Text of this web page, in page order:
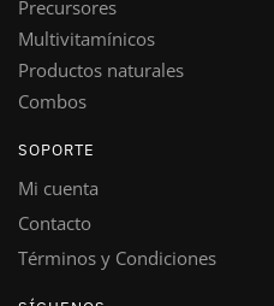
Precursores
Multivitamínicos
Productos naturales
Combos
SOPORTE
Mi cuenta
Contacto
Términos y Condiciones